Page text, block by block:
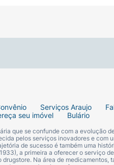
Serviços Araujo
seu imóvel Bulário
que se confunde com a evolução
pelos serviços inovadores e com
de sucesso é também uma
a primeira a oferecer o serviço
Na área de medicamentos,